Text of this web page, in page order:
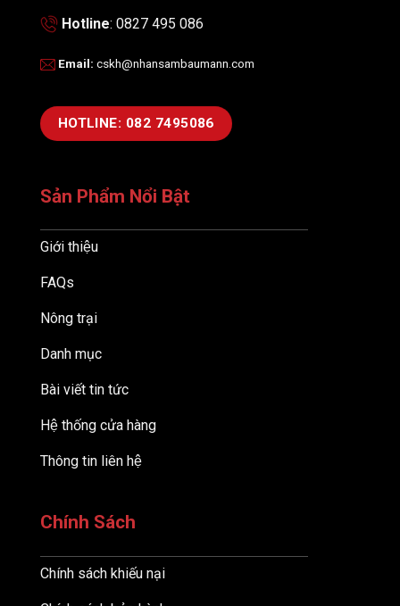
Hotline: 0827 495 086
Email: cskh@nhansambaumann.com
HOTLINE: 082 7495086
Sản Phẩm Nổi Bật
Giới thiệu
FAQs
Nông trại
Danh mục
Bài viết tin tức
Hệ thống cửa hàng
Thông tin liên hệ
Chính Sách
Chính sách khiếu nại